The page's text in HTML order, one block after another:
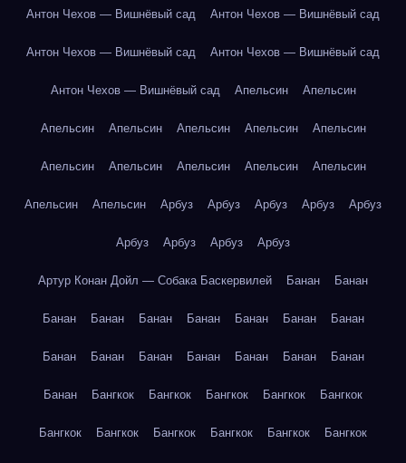
Антон Чехов — Вишнёвый сад Антон Чехов — Вишнёвый сад
Антон Чехов — Вишнёвый сад Антон Чехов — Вишнёвый сад
Антон Чехов — Вишнёвый сад Апельсин Апельсин
Апельсин Апельсин Апельсин Апельсин Апельсин
Апельсин Апельсин Апельсин Апельсин Апельсин
Апельсин Апельсин Арбуз Арбуз Арбуз Арбуз Арбуз
Арбуз Арбуз Арбуз Арбуз
Артур Конан Дойл — Собака Баскервилей Банан Банан
Банан Банан Банан Банан Банан Банан Банан
Банан Банан Банан Банан Банан Банан Банан
Банан Бангкок Бангкок Бангкок Бангкок Бангкок
Бангкок Бангкок Бангкок Бангкок Бангкок Бангкок